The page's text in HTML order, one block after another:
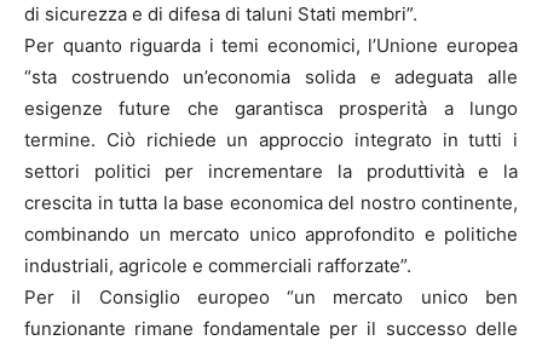
di sicurezza e di difesa di taluni Stati membri”.
Per quanto riguarda i temi economici, l’Unione europea
“sta costruendo un’economia solida e adeguata alle
esigenze future che garantisca prosperità a lungo
termine. Ciò richiede un approccio integrato in tutti i
settori politici per incrementare la produttività e la
crescita in tutta la base economica del nostro continente,
combinando un mercato unico approfondito e politiche
industriali, agricole e commerciali rafforzate”.
Per il Consiglio europeo “un mercato unico ben
funzionante rimane fondamentale per il successo delle